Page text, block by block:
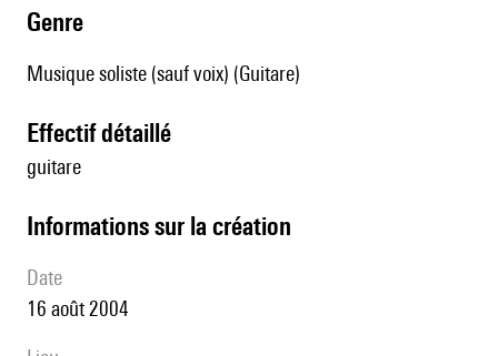
genre
Musique soliste (sauf voix) (Guitare)
effectif détaillé
guitare
informations sur la création
date
16 août 2004